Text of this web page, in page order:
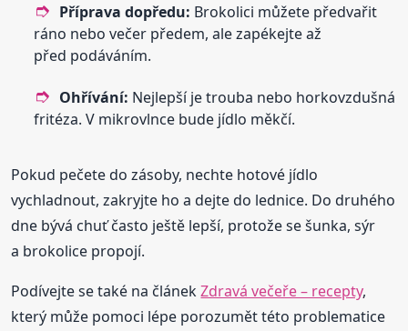
Příprava dopředu: Brokolici můžete předvařit
ráno nebo večer předem, ale zapékejte až
před podáváním.
Ohřívání: Nejlepší je trouba nebo horkovzdušná
fritéza. V mikrovlnce bude jídlo měkčí.
Pokud pečete do zásoby, nechte hotové jídlo
vychladnout, zakryjte ho a dejte do lednice. Do druhého
dne bývá chuť často ještě lepší, protože se šunka, sýr
a brokolice propojí.
Podívejte se také na článekZdravá večeře – recepty,
který může pomoci lépe porozumět této problematice